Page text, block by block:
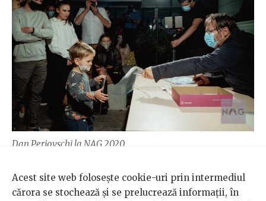
Dan Perjovschi la NAG 2020
Acest site web folosește cookie-uri prin intermediul
cărora se stochează și se prelucrează informații, în